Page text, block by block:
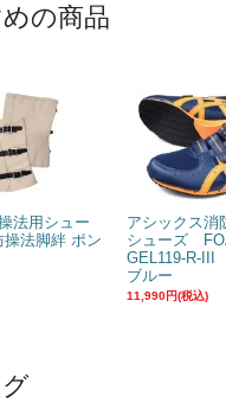
の商品
法用シュー
操法脚絆 ポン
アシックス消
シューズ
GEL119-R-
ブルー
11,990円(税込)